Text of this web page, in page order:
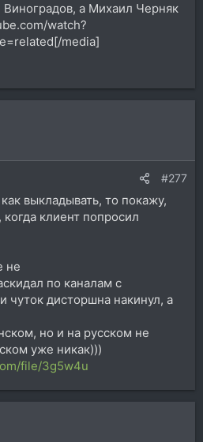
а Михаил Черняк
watch?
media]
#277
выкладывать, то покажу,
клиент попросил
не
по каналам с
чуток дисторшна накинул, а
но и на русском не
уже никак)))
file/3g5w4u